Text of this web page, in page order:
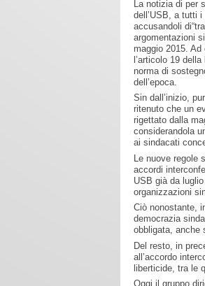
La notizia di per
dell’USB, a tutti
accusandoli
argomentazioni
maggio 2015.
l’articolo 19
norma di
dell’epoca.
Sin dall’inizio,
ritenuto che un
rigettato dalla
considerandola
ai sindacati
Le nuove regole
accordi
USB già da
organizzazioni
Ciò nonostante,
democrazia
obbligata, anche
Del resto, in
all’accordo
liberticide, tra le
Oggi il gruppo